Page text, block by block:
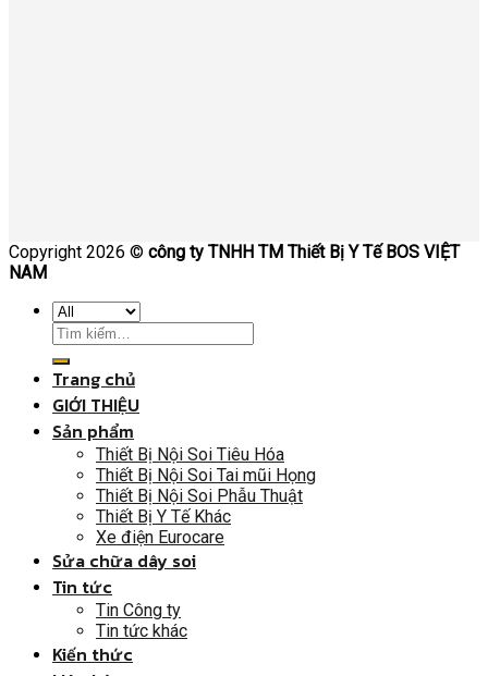
Copyright 2026 © công ty TNHH TM Thiết Bị Y Tế BOS VIỆT
NAM
Trang chủ
GIỚI THIỆU
Sản phẩm
Thiết Bị Nội Soi Tiêu Hóa
Thiết Bị Nội Soi Tai mũi Họng
Thiết Bị Nội Soi Phẫu Thuật
Thiết Bị Y Tế Khác
Xe điện Eurocare
Sửa chữa dây soi
Tin tức
Tin Công ty
Tin tức khác
Kiến thức